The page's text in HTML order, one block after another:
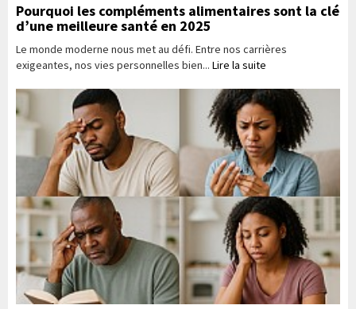
Pourquoi les compléments alimentaires sont la clé
d’une meilleure santé en 2025
Le monde moderne nous met au défi. Entre nos carrières
exigeantes, nos vies personnelles bien... Lire la suite